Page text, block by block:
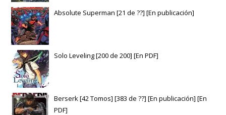
Absolute Superman [21 de ??] [En publicación]
Solo Leveling [200 de 200] [En PDF]
Berserk [42 Tomos] [383 de ??] [En publicación] [En
PDF]